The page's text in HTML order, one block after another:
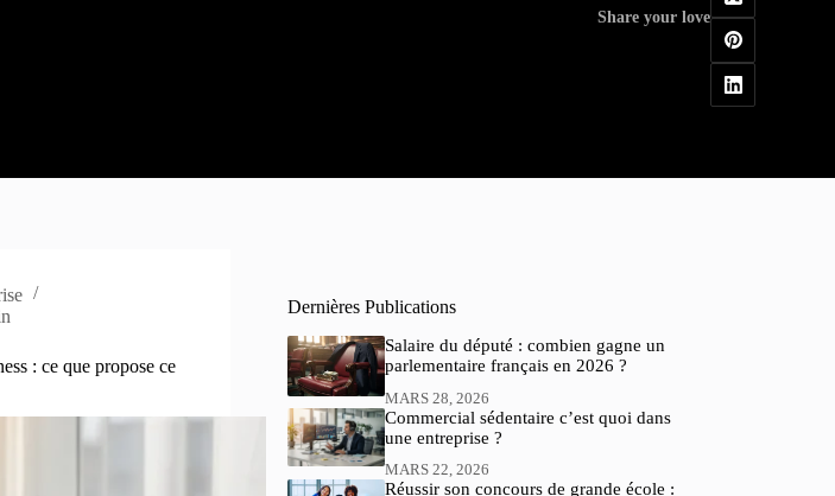
Share your love
: ce que propose ce
Dernières Publications
Salaire du député : combien gagne un
parlementaire français en 2026 ?
MARS 28, 2026
Commercial sédentaire c’est quoi dans
une entreprise ?
MARS 22, 2026
Réussir son concours de grande école :